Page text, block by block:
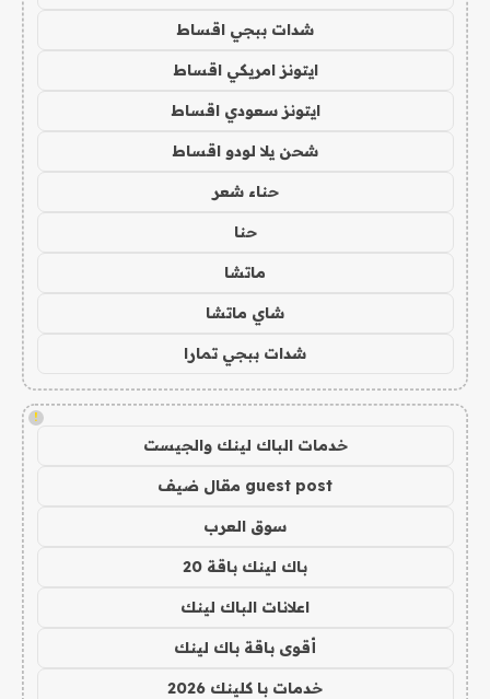
شدات ببجي اقساط
ايتونز امريكي اقساط
ايتونز سعودي اقساط
شحن يلا لودو اقساط
حناء شعر
حنا
ماتشا
شاي ماتشا
شدات ببجي تمارا
!
خدمات الباك لينك والجيست
guest post مقال ضيف
سوق العرب
باك لينك باقة 20
اعلانات الباك لينك
أقوى باقة باك لينك
خدمات با كلينك 2026